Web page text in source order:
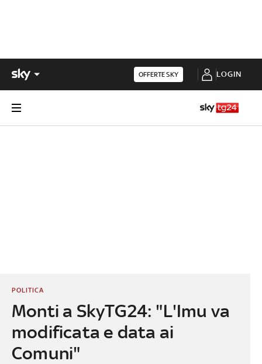
OFFERTE SKY LOGIN
Monti a SkyTG24: "L'Imu va
modificata e data ai
Comuni"
POLITICA